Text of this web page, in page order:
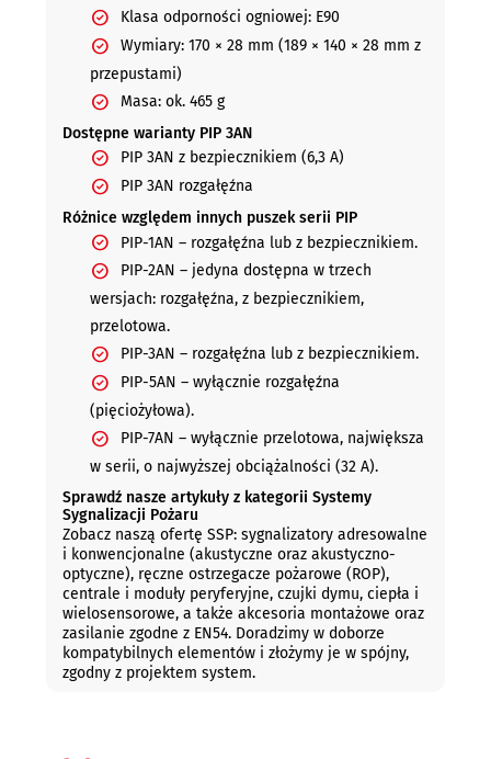
Klasa odporności ogniowej:E90
Wymiary:170 × 28 mm (189 × 140 × 28 mm z
przepustami)
Masa:ok. 465 g
Dostępne warianty PIP 3AN
PIP 3AN z bezpiecznikiem (6,3 A)
PIP 3AN rozgałęźna
Różnice względem innych puszek serii PIP
PIP-1AN – rozgałęźna lub z bezpiecznikiem.
PIP-2AN – jedyna dostępna w trzech
wersjach: rozgałęźna, z bezpiecznikiem,
przelotowa.
PIP-3AN – rozgałęźna lub z bezpiecznikiem.
PIP-5AN – wyłącznie rozgałęźna
(pięciożyłowa).
PIP-7AN – wyłącznie przelotowa, największa
w serii, o najwyższej obciążalności (32 A).
Sprawdź nasze artykuły z kategorii Systemy
Sygnalizacji Pożaru
Zobacz naszą ofertę SSP: sygnalizatory adresowalne
i konwencjonalne (akustyczne oraz akustyczno-
optyczne), ręczne ostrzegacze pożarowe (ROP),
centrale i moduły peryferyjne, czujki dymu, ciepła i
wielosensorowe, a także akcesoria montażowe oraz
zasilanie zgodne z EN54. Doradzimy w doborze
kompatybilnych elementów i złożymy je w spójny,
zgodny z projektem system.